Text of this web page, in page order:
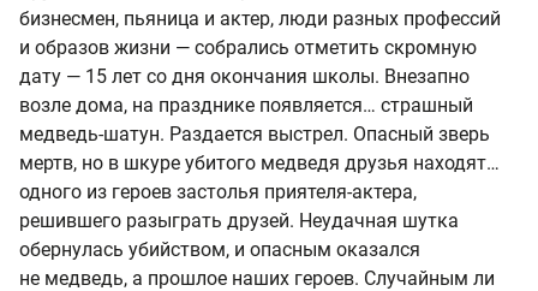
бизнесмен, пьяница и актер, люди разных профессий
и образов жизни — собрались отметить скромную
дату — 15 лет со дня окончания школы. Внезапно
возле дома, на празднике появляется… страшный
медведь-шатун. Раздается выстрел. Опасный зверь
мертв, но в шкуре убитого медведя друзья находят…
одного из героев застолья приятеля-актера,
решившего разыграть друзей. Неудачная шутка
обернулась убийством, и опасным оказался
не медведь, а прошлое наших героев. Случайным ли